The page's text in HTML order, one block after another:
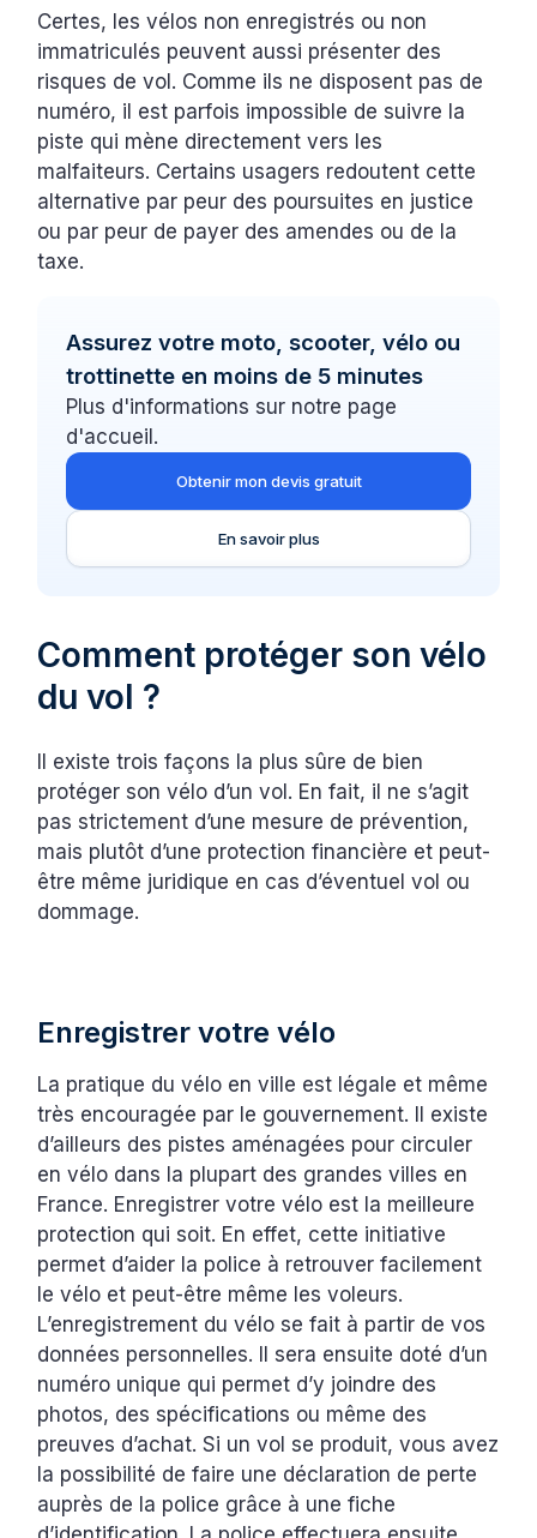
Certes, les vélos non enregistrés ou non
immatriculés peuvent aussi présenter des
risques de vol. Comme ils ne disposent pas de
numéro, il est parfois impossible de suivre la
piste qui mène directement vers les
malfaiteurs. Certains usagers redoutent cette
alternative par peur des poursuites en justice
ou par peur de payer des amendes ou de la
taxe.
Assurez votre moto, scooter, vélo ou
trottinette en moins de 5 minutes
Plus d'informations sur notre page
d'accueil.
Obtenir mon devis gratuit
En savoir plus
Comment protéger son vélo
du vol ?
Il existe trois façons la plus sûre de bien
protéger son vélo d’un vol. En fait, il ne s’agit
pas strictement d’une mesure de prévention,
mais plutôt d’une protection financière et peut-
être même juridique en cas d’éventuel vol ou
dommage.
Enregistrer votre vélo
La pratique du vélo en ville est légale et même
très encouragée par le gouvernement. Il existe
d’ailleurs des pistes aménagées pour circuler
en vélo dans la plupart des grandes villes en
France. Enregistrer votre vélo est la meilleure
protection qui soit. En effet, cette initiative
permet d’aider la police à retrouver facilement
le vélo et peut-être même les voleurs.
L’enregistrement du vélo se fait à partir de vos
données personnelles. Il sera ensuite doté d’un
numéro unique qui permet d’y joindre des
photos, des spécifications ou même des
preuves d’achat. Si un vol se produit, vous avez
la possibilité de faire une déclaration de perte
auprès de la police grâce à une fiche